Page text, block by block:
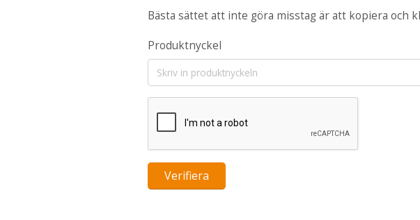
Bästa sättet att inte göra misstag är att kopiera och
Produktnyckel
Verifiera